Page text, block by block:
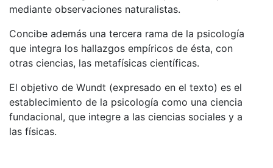
mediante observaciones naturalistas.
Concibe además una tercera rama de la psicología
que integra los hallazgos empíricos de ésta, con
otras ciencias, las metafísicas científicas.
El objetivo de Wundt (expresado en el texto) es el
establecimiento de la psicología como una ciencia
fundacional, que integre a las ciencias sociales y a
las físicas.